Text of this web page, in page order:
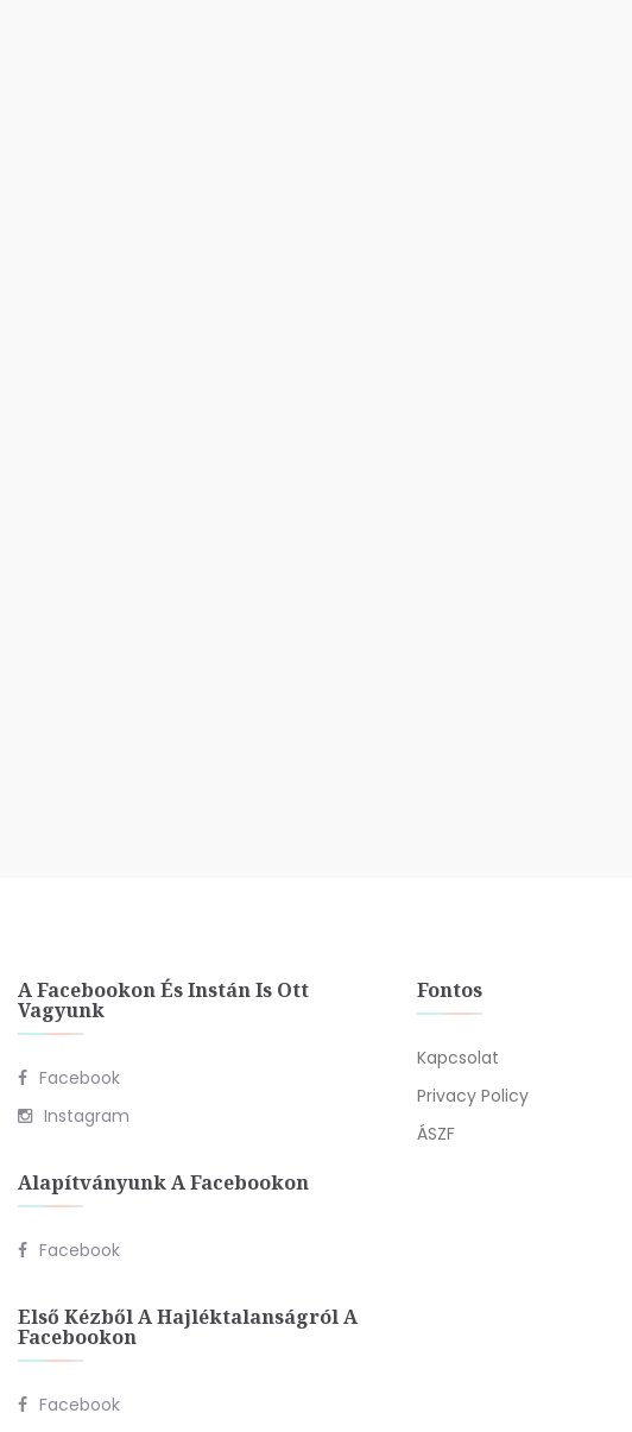
A Facebookon És Instán Is Ott
Vagyunk
Facebook
Instagram
Alapítványunk A Facebookon
Facebook
Első Kézből A Hajléktalanságról A
Facebookon
Facebook
Fontos
Kapcsolat
Privacy Policy
ÁSZF